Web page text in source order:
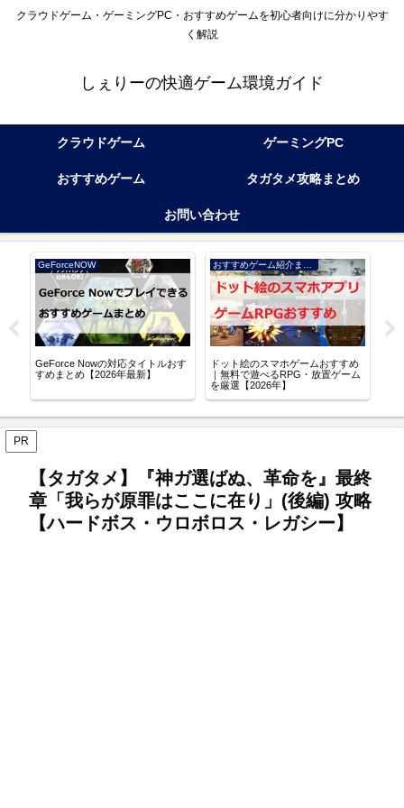
クラウドゲーム・ゲーミングPC・おすすめゲームを初心者向けに分かりやす
く解説
しぇりーの快適ゲーム環境ガイド
クラウドゲーム ゲーミングPC
おすすめゲーム タガタメ攻略まとめ
お問い合わせ
GeForceNOW
GeForce Nowの対応タイトルおす
すめまとめ【2026年最新】
ドット絵のスマホゲームおすすめ
｜無料で遊べるRPG・放置ゲーム
を厳選【2026年】
PR
【タガタメ】『神ガ選ばぬ、革命を』最終
章「我らが原罪はここに在り」(後編) 攻略
【ハードボス・ウロボロス・レガシー】